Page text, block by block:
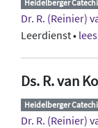
Heidelberger
Dr. R. (Reinier)
Leerdienst •
Ds. R. van
Heidelberger
Dr. R. (Reinier)